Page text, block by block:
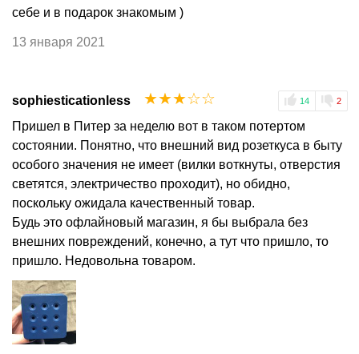
себе и в подарок знакомым )
13 января 2021
sophiesticationless 14 2
☆
☆
☆
☆
☆
Пришел в Питер за неделю вот в таком потертом
состоянии. Понятно, что внешний вид розеткуса в быту
особого значения не имеет (вилки воткнуты, отверстия
светятся, электричество проходит), но обидно,
поскольку ожидала качественный товар.
Будь это офлайновый магазин, я бы выбрала без
внешних повреждений, конечно, а тут что пришло, то
пришло. Недовольна товаром.